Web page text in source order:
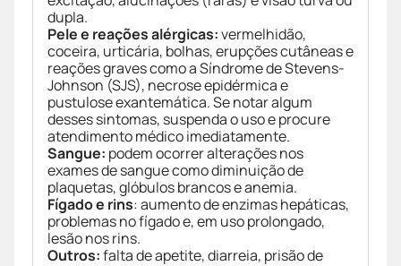
dupla.
Pele e reações alérgicas:vermelhidão,
coceira, urticária, bolhas, erupções cutâneas e
reações graves como a Síndrome de Stevens-
Johnson (SJS), necrose epidérmica e
pustulose exantemática. Se notar algum
desses sintomas, suspenda o uso e procure
atendimento médico imediatamente.
Sangue: podem ocorrer alterações nos
exames de sangue como diminuição de
plaquetas, glóbulos brancos e anemia.
Fígado e rins: aumento de enzimas hepáticas,
problemas no fígado e, em uso prolongado,
lesão nos rins.
Outros:falta de apetite, diarreia, prisão de